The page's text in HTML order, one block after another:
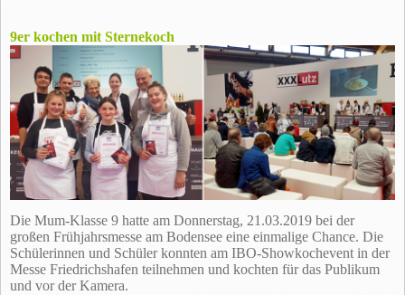
9er kochen mit Sternekoch
Die Mum-Klasse 9 hatte am Donnerstag, 21.03.2019 bei der
großen Frühjahrsmesse am Bodensee eine einmalige Chance. Die
Schülerinnen und Schüler konnten am IBO-Showkochevent in der
Messe Friedrichshafen teilnehmen und kochten für das Publikum
und vor der Kamera.